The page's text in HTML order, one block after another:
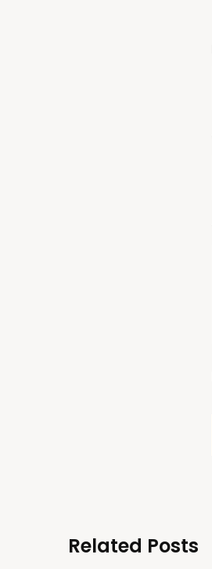
Related Posts